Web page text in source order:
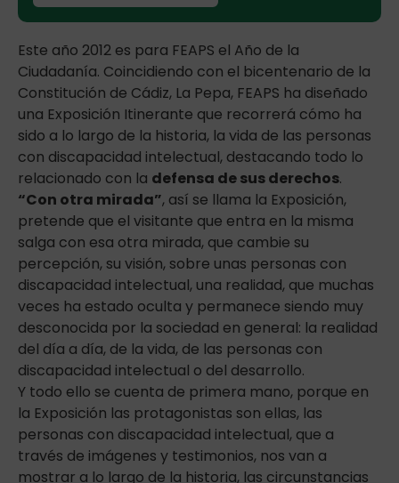
Este año 2012 es para FEAPS el Año de la
Ciudadanía. Coincidiendo con el bicentenario de la
Constitución de Cádiz, La Pepa, FEAPS ha diseñado
una Exposición Itinerante que recorrerá cómo ha
sido a lo largo de la historia, la vida de las personas
con discapacidad intelectual, destacando todo lo
relacionado con la defensa de sus derechos.
“Con otra mirada”, así se llama la Exposición,
pretende que el visitante que entra en la misma
salga con esa otra mirada, que cambie su
percepción, su visión, sobre unas personas con
discapacidad intelectual, una realidad, que muchas
veces ha estado oculta y permanece siendo muy
desconocida por la sociedad en general: la realidad
del día a día, de la vida, de las personas con
discapacidad intelectual o del desarrollo.
Y todo ello se cuenta de primera mano, porque en
la Exposición las protagonistas son ellas, las
personas con discapacidad intelectual, que a
través de imágenes y testimonios, nos van a
mostrar a lo largo de la historia, las circunstancias